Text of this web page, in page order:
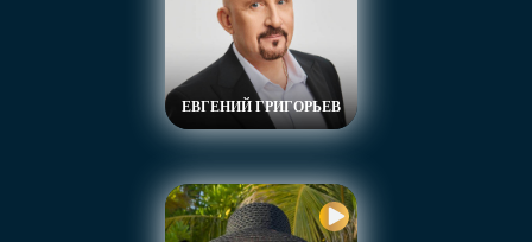
ЕВГЕНИЙ ГРИГОРЬЕВ